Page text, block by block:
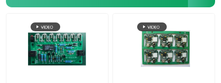
Metalen PCB's
Kabelassemblage
Draadboom